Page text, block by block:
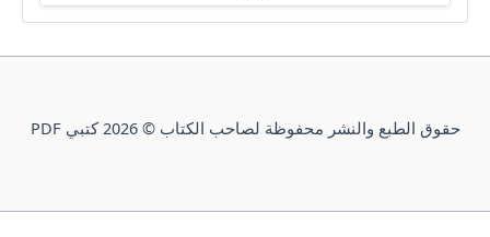
حقوق الطبع والنشر محفوظة لصاحب الكتاب © 2026 كتبي PDF